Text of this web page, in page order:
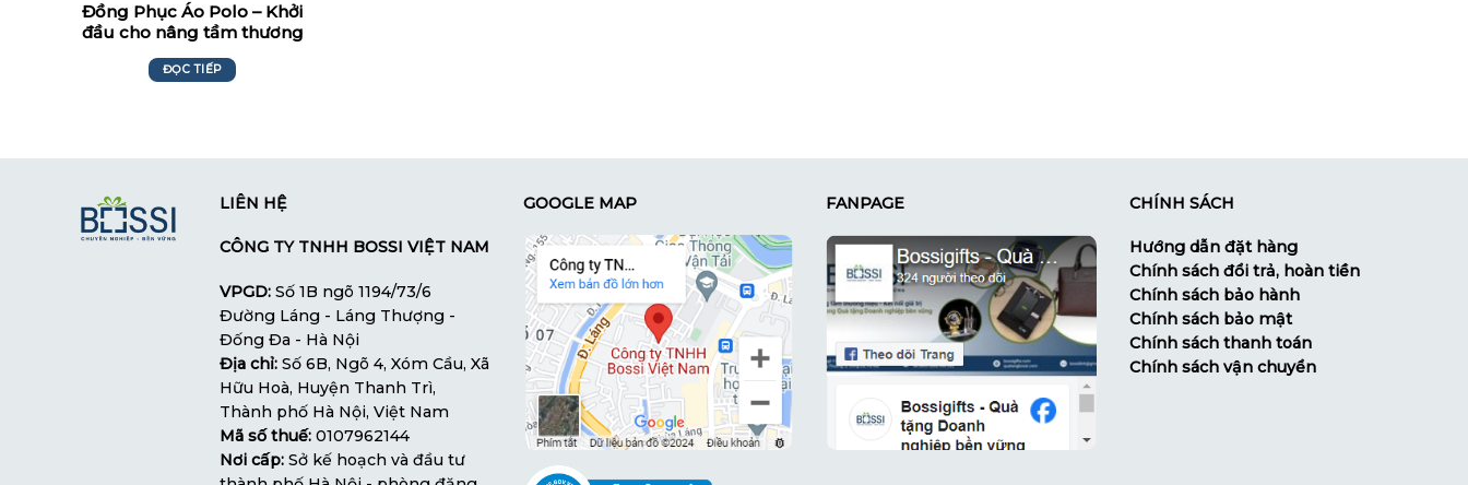
Đồng Phục Áo Polo – Khởi
đầu cho nâng tầm thương
hiệu
ĐỌC TIẾP
LIÊN HỆ
CÔNG TY TNHH BOSSI VIỆT NAM
VPGD:Số 1B ngõ 1194/73/6
Đường Láng - Láng Thượng -
Đống Đa - Hà Nội
Địa chỉ:Số 6B, Ngõ 4, Xóm Cầu, Xã
Hữu Hoà, Huyện Thanh Trì,
Thành phố Hà Nội, Việt Nam
Mã số thuế:0107962144
Nơi cấp:Sở kế hoạch và đầu tư
GOOGLE MAP FANPAGE CHÍNH SÁCH
Hướng dẫn đặt hàng
Chính sách đổi trả, hoàn tiền
Chính sách bảo hành
Chính sách bảo mật
Chính sách thanh toán
Chính sách vận chuyển